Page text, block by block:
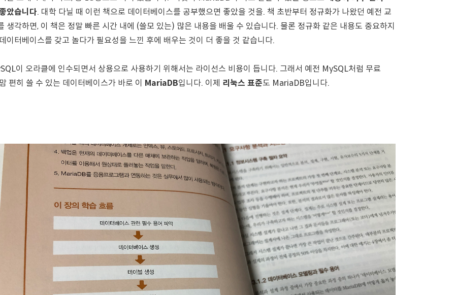
았습니다. 대학 다닐 때 이런 책으로 데이터베이스를 공부했으면 좋았을 것을. 책 초반부터 정규화가 나왔던 예전 교
생각하면, 이 책은 정말 빠른 시간 내에 (쓸모 있는) 많은 내용을 배울 수 있습니다. 물론 정규화 같은 내용도 중요하지
이터베이스를 갖고 놀다가 필요성을 느낀 후에 배우는 것이 더 좋을 것 같습니다.
이 오라클에 인수되면서 상용으로 사용하기 위해서는 라이선스 비용이 듭니다. 그래서 예전 MySQL처럼 무료
편히 쓸 수 있는 데이터베이스가 바로 이 MariaDB입니다. 이제 리눅스 표준도 MariaDB입니다.